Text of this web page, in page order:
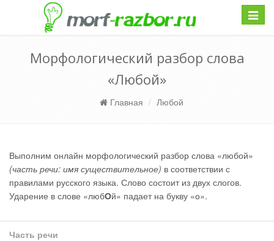
Морфологический разбор слова
«Любой»
Главная Любой
Выполним онлайн морфологический разбор слова «любой»
(часть речи: имя существительное) в соответствии с
правилами русского языка. Слово состоит из двух слогов.
Ударение в слове «любОй» падает на букву «о».
Часть речи